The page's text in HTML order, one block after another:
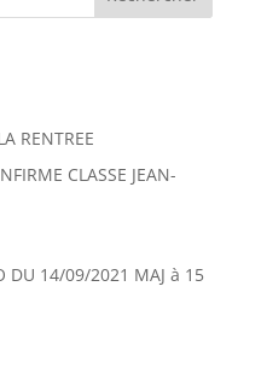
RENTREE
CLASSE JEAN-
DU 14/09/2021 MAJ à 15